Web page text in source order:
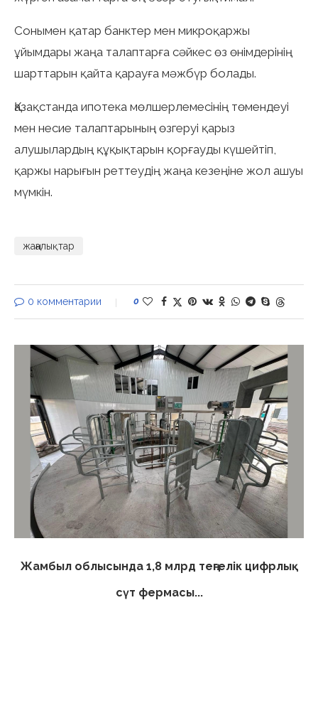
Сонымен қатар банктер мен микроқаржы
ұйымдары жаңа талаптарға сәйкес өз өнімдерінің
шарттарын қайта қарауға мәжбүр болады.
Қазақстанда ипотека мөлшерлемесінің төмендеуі
мен несие талаптарының өзгеруі қарыз
алушылардың құқықтарын қорғауды күшейтіп,
қаржы нарығын реттеудің жаңа кезеңіне жол ашуы
мүмкін.
жаңалықтар
0 комментарии 0
Жамбыл облысында 1,8 млрд теңгелік цифрлық
сүт фермасы...